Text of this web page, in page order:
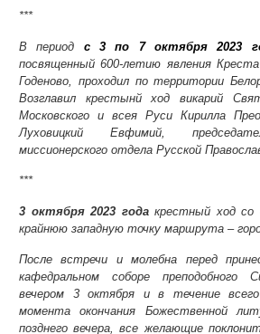
***
В период с 3 по 7 октября 2023
посвященный 600-летию явления Креста
Годеново, проходил по территории
Возглавил крестынй ход викарий
Московского и всея Руси Кирилла
Луховицкий Евфимий,
миссионерского отдела Русской
***
3 октября 2023 годакрестный ход со
крайнюю западную точку маршрута –
После встречи и молебна перед
кафедральном соборе преподобного
вечером 3 октября и в течение
момента окончания Божественной
позднего вечера, все желающие